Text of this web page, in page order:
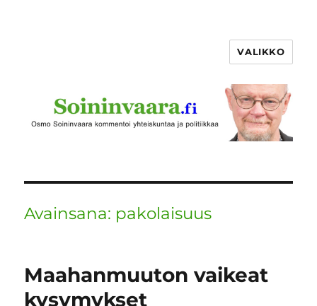
VALIKKO
Avainsana: pakolaisuus
Maahanmuuton vaikeat
kysymykset